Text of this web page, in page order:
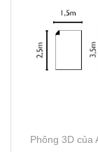
Phông 3D của